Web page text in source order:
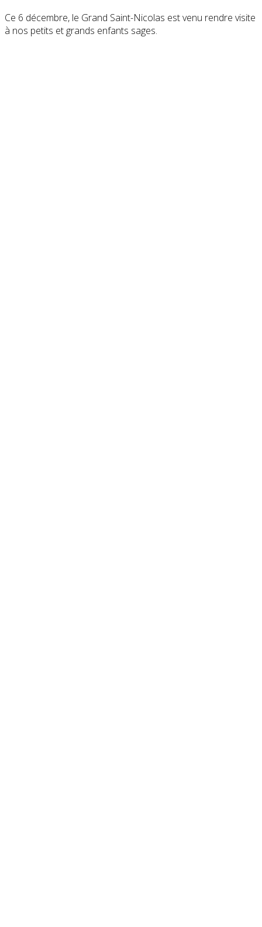
Ce 6 décembre, le Grand Saint-Nicolas est venu rendre visite
à nos petits et grands enfants sages.